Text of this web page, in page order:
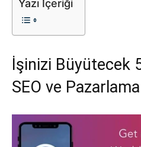
Yazı İçeriği
İşinizi Büyütecek
SEO ve